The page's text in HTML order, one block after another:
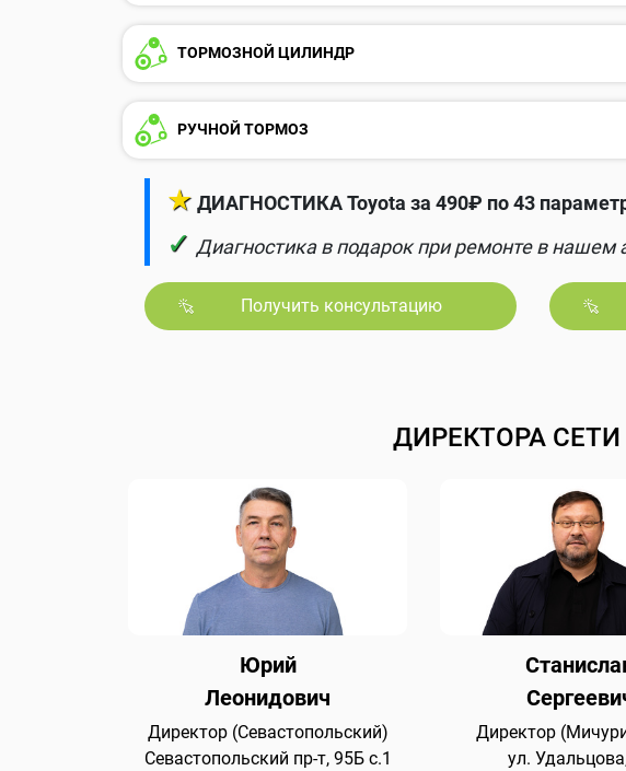
ТОРМОЗНОЙ ЦИЛИНДР
РУЧНОЙ ТОРМОЗ
★ ДИАГНОСТИКА Toyota за 490₽ по 43
✓ Диагностика в подарок при ремонте в нашем
Получить консультацию
ДИРЕКТОРА
Юрий
Леонидович
Директор (Севастопольский)
Севастопольский пр-т, 95Б с.1
Директор
ул.